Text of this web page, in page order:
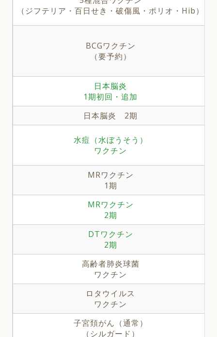
（ジフテリア・百日せき・破傷風・ポリオ・Hib）
BCGワクチン
（要予約）
日本脳炎
1期初回・追加
日本脳炎 2期
水痘（水ぼうそう）
ワクチン
MRワクチン
1期
MRワクチン
2期
DTワクチン
2期
高齢者肺炎球菌
ワクチン
ロタウイルス
ワクチン
子宮頚がん（通常）
（シルガード）